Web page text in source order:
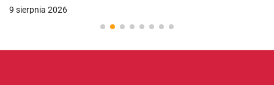
9 sierpnia 2026